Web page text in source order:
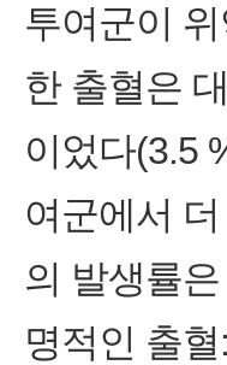
투여군이
한 출혈은
이었다(3.5
여군에서
의 발생률
명적인 출